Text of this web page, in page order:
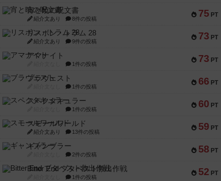
75 PT
宵と暁の呪文書
紹介文あり 8件の投稿
73 PT
リスボン・トラム 28
紹介文あり 9件の投稿
73 PT
アマナイト
1件の投稿
66 PT
ブラヴェスト
1件の投稿
60 PT
スペクタキュラー
1件の投稿
59 PT
スモールワールド
紹介文あり 13件の投稿
58 PT
ギャンブラー
2件の投稿
52 PT
Bitter End ブタペスト救出作戦
1件の投稿